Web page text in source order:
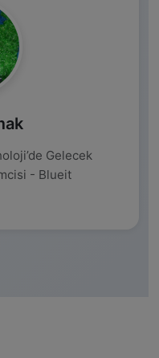
Gelecek
- Blueit